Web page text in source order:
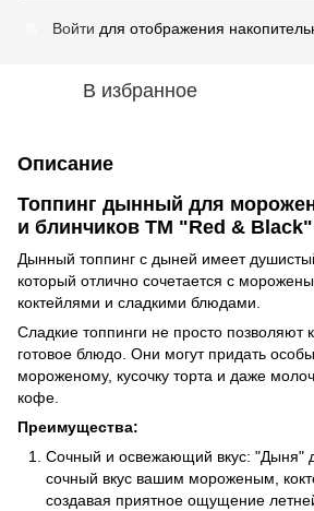
Войти для отображения
В избранное
Описание
Топпинг дынный для
и блинчиков ТМ "Red &
Дынный топпинг с дыней имеет
который отлично сочетается с
коктейлями и сладкими блюдами.
Сладкие топпинги не просто позволяют
готовое блюдо. Они могут придать
мороженому, кусочку торта и даже
кофе.
Преимущества:
Сочный и освежающий вкус: "Дыня"
сочный вкус вашим мороженым,
создавая приятное ощущение